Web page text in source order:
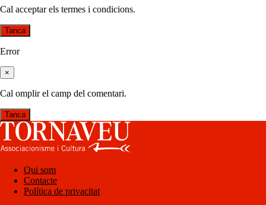
Cal acceptar els termes i condicions.
Tanca
Error
×
Cal omplir el camp del comentari.
Tanca
Qui som
Contacte
Política de privacitat